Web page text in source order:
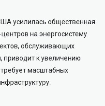
усилилась общественная
на энергосистему.
обслуживающих
к увеличению
масштабных